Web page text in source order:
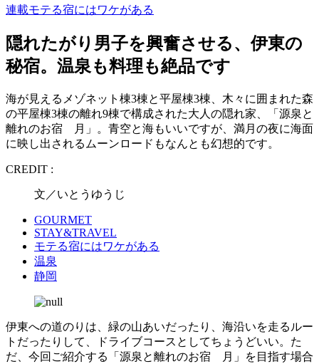
連載モテる宿にはワケがある
隠れたがり男子を興奮させる、伊東の
秘宿。温泉も料理も絶品です
海が見えるメゾネット棟3棟と平屋棟3棟、木々に囲まれた森
の平屋棟3棟の離れ9棟で構成された大人の隠れ家、「源泉と
離れのお宿 月」。青空と海もいいですが、満月の夜に海面
に映し出されるムーンロードもなんとも幻想的です。
CREDIT :
文／いとうゆうじ
GOURMET
STAY&TRAVEL
モテる宿にはワケがある
温泉
静岡
伊東への道のりは、緑の山あいだったり、海沿いを走るルー
トだったりして、ドライブコースとしてちょうどいい。た
だ、今回ご紹介する「源泉と離れのお宿 月」を目指す場合